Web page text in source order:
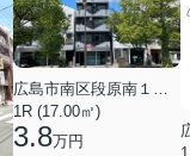
1R (17.00㎡)
3.8万円